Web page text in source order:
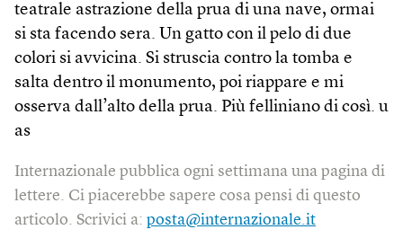
teatrale astrazione della prua di una nave, ormai
si sta facendo sera. Un gatto con il pelo di due
colori si avvicina. Si struscia contro la tomba e
salta dentro il monumento, poi riappare e mi
osserva dall’alto della prua. Più felliniano di così. u
as
Internazionale pubblica ogni settimana una pagina di
lettere. Ci piacerebbe sapere cosa pensi di questo
articolo. Scrivici a: posta@internazionale.it